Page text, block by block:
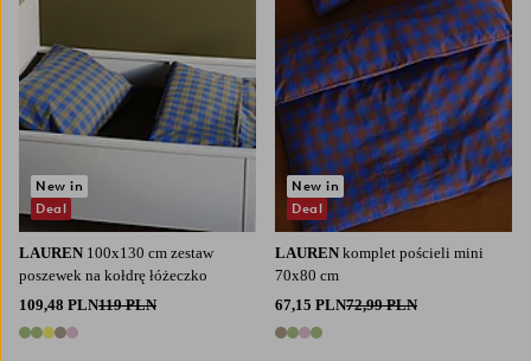
LAUREN 100x130 cm zestaw
poszewek na kołdrę łóżeczko
109,48 PLN119 PLN
5 kolory
New in
Deal
LAUREN komplet pościeli mini
70x80 cm
67,15 PLN72,99 PLN
4 kolory
New in
Deal